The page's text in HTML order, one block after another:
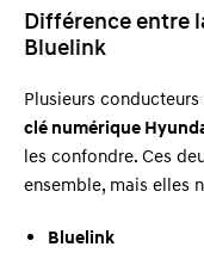
Différence entre
Bluelink
Plusieurs
clé numérique
les confondre. Ces
ensemble, mais elles
Bluelink